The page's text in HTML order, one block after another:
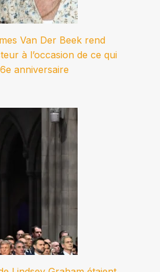
Van Der Beek rend
à l’occasion de ce qui
anniversaire